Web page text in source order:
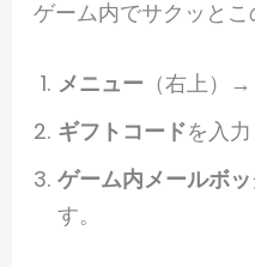
ゲーム内でサクッと
メニュー （右上）
ギフトコードを入
ゲーム内メールボ
す。